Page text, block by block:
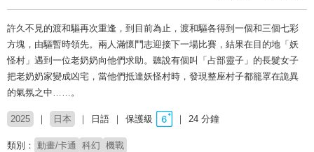
許久不見的渡和驅再次重逢，到目前為止，渡和驅各得到一個和三個七彩
方塊，由驅暫時領先。兩人滿懷鬥志迎接下一場比賽，結果在目的地「妖
怪村」遇到一位老奶奶向他們求助。聽說有個叫「占部靈子」的長髮女子
把老奶奶家變成凶宅，當他們抵達妖怪村時，發現整座村子都籠罩在詭異
的氣氛之中……。
2025 日本 日語 保護級 24 分鐘
類別： 動畫/卡通 科幻 機戰